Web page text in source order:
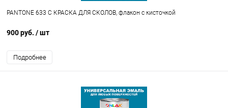
PANTONE 633 C КРАСКА ДЛЯ СКОЛОВ, флакон с кисточкой
900 руб. / шт
Подробнее